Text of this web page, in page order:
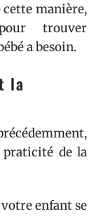
cette manière,
trouver
a besoin.
la
de la
enfant se